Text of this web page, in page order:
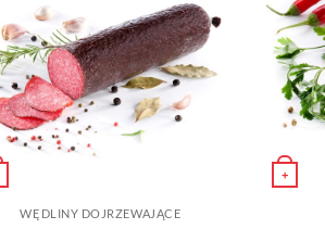
Dodaj do
ulubionych
ma wiele wariantów. Opcje można
WĘDLINY DOJRZEWAJĄCE
+